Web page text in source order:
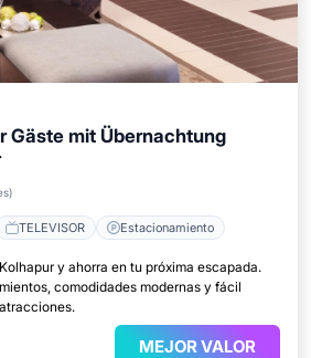
Gäste mit Übernachtung
TELEVISOR Estacionamiento
y ahorra en tu próxima escapada.
comodidades modernas y fácil
MEJOR VALOR